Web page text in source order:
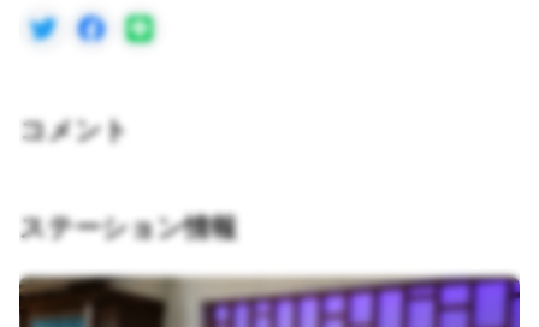
コメント
ステーション情報